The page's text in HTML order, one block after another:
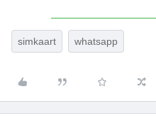
simkaart whatsapp